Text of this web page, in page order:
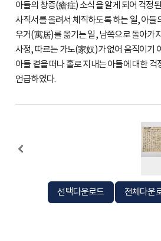
아들의 창증(瘡症) 소식을 알게 되어 걱정
사직서를 올려서 체직하도록 하는 일, 아
우거(寓居)를 옮기는 일, 남쪽으로 돌아가
사정, 따르는 가노(家奴)가 없어 움직이기
아들 곁을 떠나 홀로 지내는 아들에 대한 걱
언급하였다.
선택다운로드 전체다운